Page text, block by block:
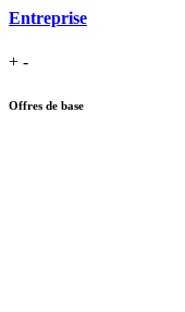
Entreprise
+ -
Offres de base